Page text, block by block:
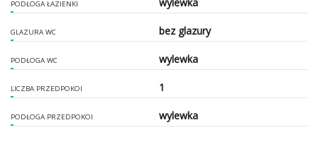
PODŁOGA ŁAZIENKI
GLAZURA WC bez glazury
PODŁOGA WC wylewka
LICZBA PRZEDPOKOI 1
PODŁOGA PRZEDPOKOI wylewka